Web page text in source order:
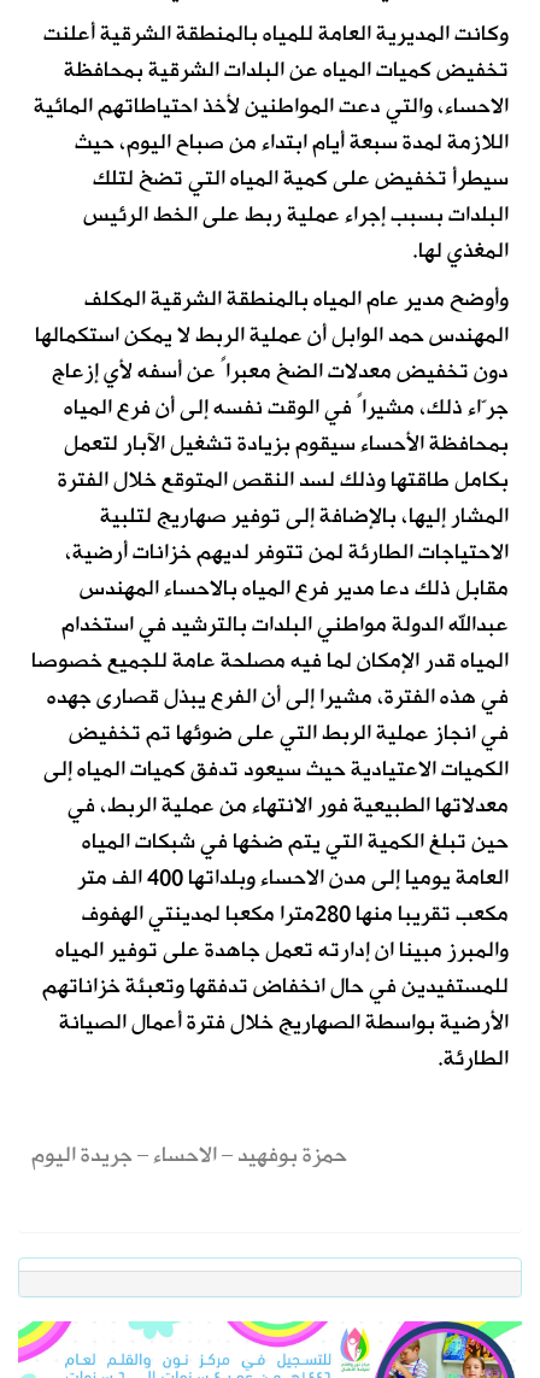
وكانت المديرية العامة للمياه بالمنطقة الشرقية أعلنت
تخفيض كميات المياه عن البلدات الشرقية بمحافظة
الاحساء، والتي دعت المواطنين لأخذ احتياطاتهم المائية
اللازمة لمدة سبعة أيام ابتداء من صباح اليوم، حيث
سيطرأ تخفيض على كمية المياه التي تضخ لتلك
البلدات بسبب إجراء عملية ربط على الخط الرئيس
المغذي لها.
وأوضح مدير عام المياه بالمنطقة الشرقية المكلف
المهندس حمد الوابل أن عملية الربط لا يمكن استكمالها
دون تخفيض معدلات الضخ معبراً عن أسفه لأي إزعاج
جرّاء ذلك، مشيراً في الوقت نفسه إلى أن فرع المياه
بمحافظة الأحساء سيقوم بزيادة تشغيل الآبار لتعمل
بكامل طاقتها وذلك لسد النقص المتوقع خلال الفترة
المشار إليها، بالإضافة إلى توفير صهاريج لتلبية
الاحتياجات الطارئة لمن تتوفر لديهم خزانات أرضية،
مقابل ذلك دعا مدير فرع المياه بالاحساء المهندس
عبدالله الدولة مواطني البلدات بالترشيد في استخدام
المياه قدر الإمكان لما فيه مصلحة عامة للجميع خصوصا
في هذه الفترة، مشيرا إلى أن الفرع يبذل قصارى جهده
في انجاز عملية الربط التي على ضوئها تم تخفيض
الكميات الاعتيادية حيث سيعود تدفق كميات المياه إلى
معدلاتها الطبيعية فور الانتهاء من عملية الربط، في
حين تبلغ الكمية التي يتم ضخها في شبكات المياه
العامة يوميا إلى مدن الاحساء وبلداتها 400 الف متر
مكعب تقريبا منها 280مترا مكعبا لمدينتي الهفوف
والمبرز مبينا ان إدارته تعمل جاهدة على توفير المياه
للمستفيدين في حال انخفاض تدفقها وتعبئة خزاناتهم
الأرضية بواسطة الصهاريج خلال فترة أعمال الصيانة
الطارئة.
حمزة بوفهيد – الاحساء – جريدة اليوم